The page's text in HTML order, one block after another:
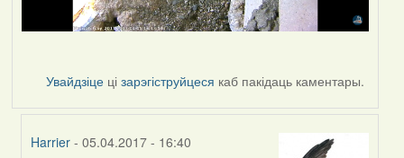
Увайдзіце цізарэгіструйцеся каб пакідаць каментары.
Harrier - 05.04.2017 - 16:40